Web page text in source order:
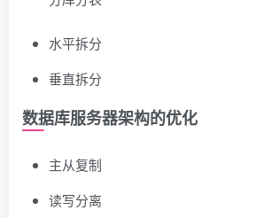
水平拆分
垂直拆分
数据库服务器架构的优化
主从复制
读写分离